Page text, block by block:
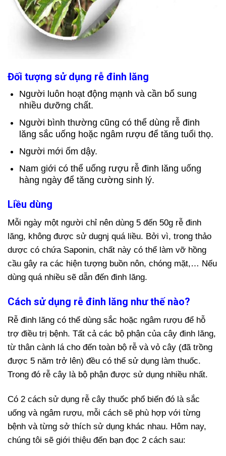
Đối tượng sử dụng rễ đinh lăng
Người luôn hoạt động mạnh và cần bổ sung
nhiều dưỡng chất.
Người bình thường cũng có thể dùng rễ đinh
lăng sắc uống hoặc ngâm rượu để tăng tuổi thọ.
Người mới ốm dậy.
Nam giới có thể uống rượu rễ đinh lăng uống
hàng ngày để tăng cường sinh lý.
Liều dùng
Mỗi ngày một người chỉ nên dùng 5 đến 50g rễ đinh
lăng, không được sử dugnj quá liều. Bởi vì, trong thảo
dược có chứa Saponin, chất này có thể làm vỡ hồng
cầu gây ra các hiện tượng buồn nôn, chóng mặt,… Nếu
dùng quá nhiều sẽ dẫn đến đinh lăng.
Cách sử dụng rễ đinh lăng như thế nào?
Rễ đinh lăng có thể dùng sắc hoặc ngâm rượu để hỗ
trợ điều trị bệnh. Tất cả các bộ phận của cây đinh lăng,
từ thân cành lá cho đến toàn bộ rễ và vỏ cây (đã trồng
được 5 năm trở lên) đều có thể sử dụng làm thuốc.
Trong đó rễ cây là bộ phận được sử dụng nhiều nhất.
Có 2 cách sử dụng rễ cây thuốc phổ biến đó là sắc
uống và ngâm rượu, mỗi cách sẽ phù hợp với từng
bệnh và từng sở thích sử dụng khác nhau. Hôm nay,
chúng tôi sẽ giới thiệu đến bạn đọc 2 cách sau: